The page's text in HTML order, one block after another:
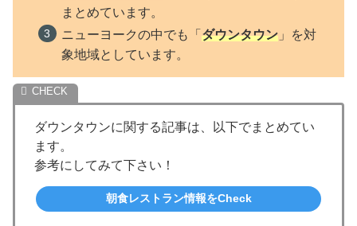
まとめています。
ニューヨークの中でも「ダウンタウン 」を対
象地域としています。
ダウンタウンに関する記事は、以下でまとめてい
ます。
参考にしてみて下さい！
朝食レストラン情報をCheck